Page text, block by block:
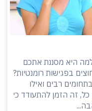
היא מסננת אתכם
בפגישות רומנטיות?
רבים ואילו
כל, זה הזמן להתעודד כי